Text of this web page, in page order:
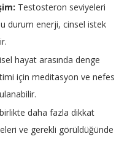
Testosteron seviyeleri
durum enerji, cinsel istek
hayat arasında denge
için meditasyon ve nefes
birlikte daha fazla dikkat
ve gerekli görüldüğünde